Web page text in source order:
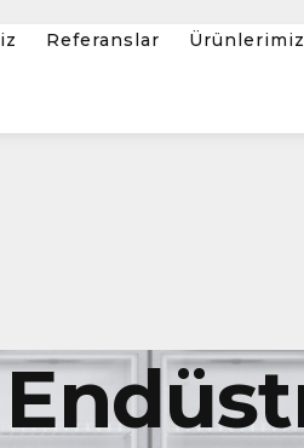
Referanslar Ürünlerimiz